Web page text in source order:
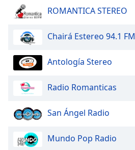
ROMANTICA STEREO
Chairá Estereo 94.1 FM
Antología Stereo
Radio Romanticas
San Ángel Radio
Mundo Pop Radio